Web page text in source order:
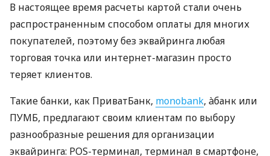
В настоящее время расчеты картой стали очень
распространенным способом оплаты для многих
покупателей, поэтому без эквайринга любая
торговая точка или интернет-магазин просто
теряет клиентов.
Такие банки, как ПриватБанк, monobank, àбанк или
ПУМБ, предлагают своим клиентам по выбору
разнообразные решения для организации
эквайринга: POS-терминал, терминал в смартфоне,